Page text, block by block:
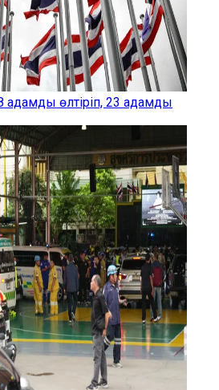
адамды өлтіріп, 23 адамды